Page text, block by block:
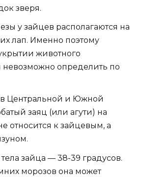
зверя.
у зайцев располагаются на
лап. Именно поэтому
животного
невозможно определить по
Центральной и Южной
заяц (или агути) на
относится к зайцевым, а
зайца — 38-39 градусов.
морозов она может